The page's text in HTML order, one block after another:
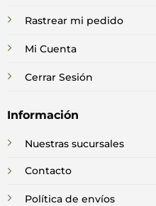
Rastrear mi pedido
Mi Cuenta
Cerrar Sesión
Información
Nuestras sucursales
Contacto
Política de envíos